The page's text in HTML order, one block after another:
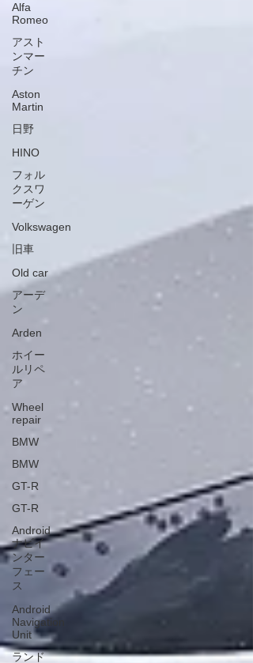
Alfa
Romeo
アスト
ンマー
チン
Aston
Martin
日野
HINO
フォル
クスワ
ーゲン
Volkswagen
旧車
Old car
アーデ
ン
Arden
ホイー
ルリペ
ア
Wheel
repair
BMW
BMW
GT-R
GT-R
Android
ナビイ
ンター
フェー
ス
Android
Navigation
Unit
ランド